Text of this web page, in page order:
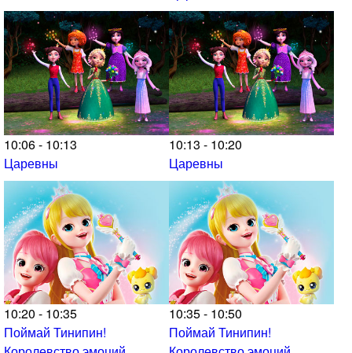
10:06 - 10:13
Царевны
10:13 - 10:20
Царевны
10:20 - 10:35
Поймай Тинипин!
10:35 - 10:50
Поймай Тинипин!